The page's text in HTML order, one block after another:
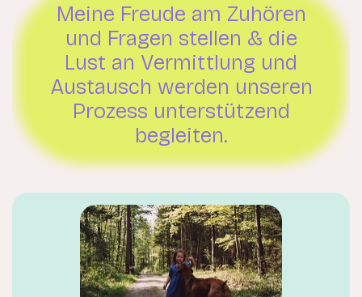
Meine Freude am Zuhören
und Fragen stellen & die
Lust an Vermittlung und
Austausch werden unseren
Prozess unterstützend
begleiten.